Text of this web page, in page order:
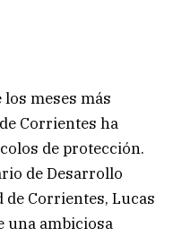
meses más
Corrientes ha
de protección.
de Desarrollo
Corrientes, Lucas
una ambiciosa